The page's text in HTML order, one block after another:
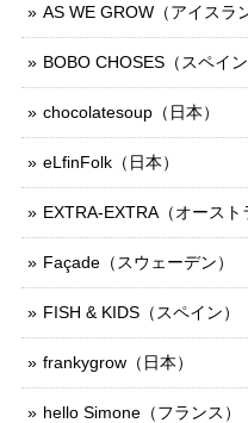
AS WE GROW（アイスラ
BOBO CHOSES（スペイン
chocolatesoup（日本）
eLfinFolk（日本）
EXTRA-EXTRA（オースト
Façade（スウェーデン）
FISH & KIDS（スペイン）
frankygrow（日本）
hello Simone（フランス）